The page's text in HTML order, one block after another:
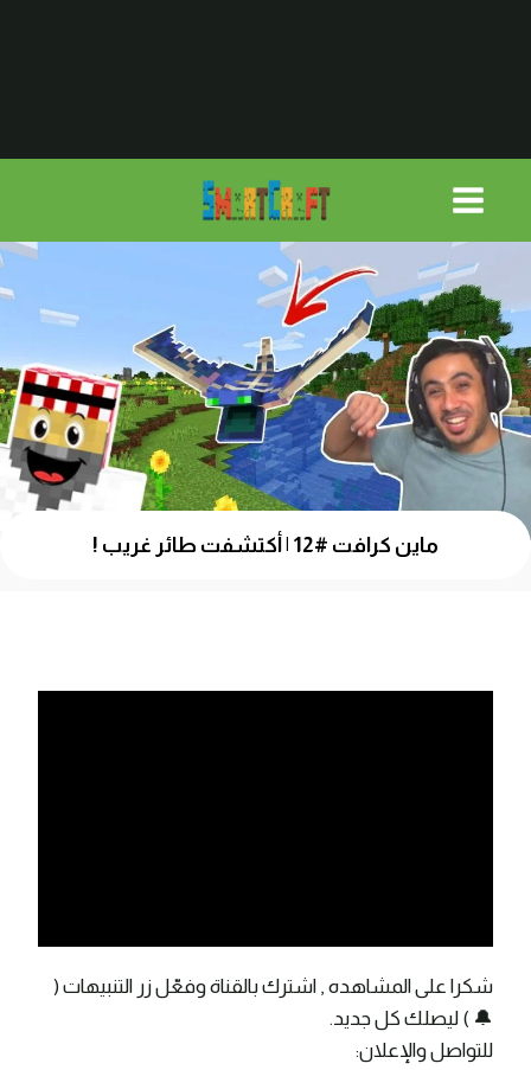
ماين كرافت #12 | أكتشفت طائر غريب !
شكرا على المشاهده , اشترك بالقناة وفعّل زر التنبيهات (
🔔 ) ليصلك كل جديد.
للتواصل والإعلان: